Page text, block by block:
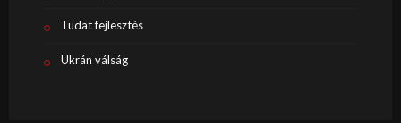
Tudat fejlesztés
Ukrán válság